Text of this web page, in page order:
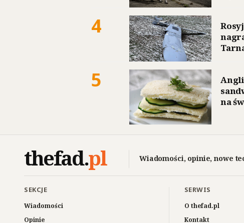
4
5
na
thefad.pl Wiadomości, opinie, nowe
SEKCJE
Wiadomości
Opinie
SERWIS
O thefad.pl
Kontakt